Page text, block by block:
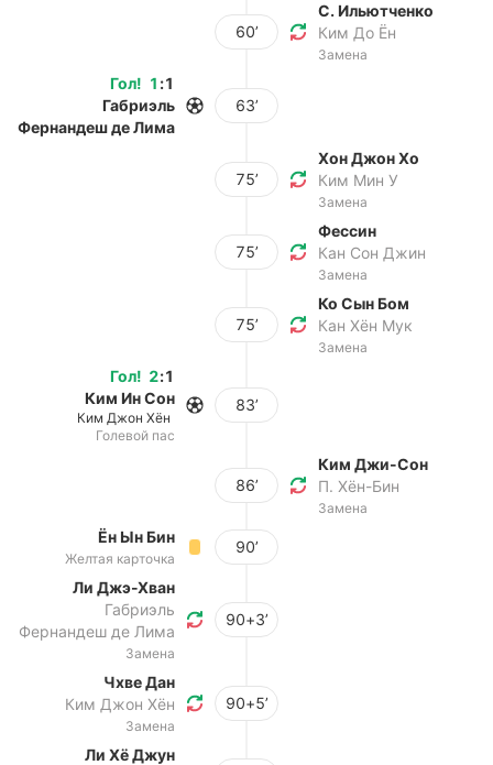
60’
С. Ильютченко
Ким До Ён
Замена
Гол! 1 :1
Габриэль
Фернандеш де Лима
63’
75’
Хон Джон Хо
Ким Мин У
Замена
75’
Фессин
Кан Сон Джин
Замена
75’
Ко Сын Бом
Кан Хён Мук
Замена
Гол! 2:1
Ким Ин Сон
Ким Джон Хён
Голевой пас
83’
86’
Ким Джи-Сон
П. Хён-Бин
Замена
Ён Ын Бин
Желтая карточка
90’
Ли Джэ-Хван
Габриэль
Фернандеш де Лима
Замена
90+3’
Чхве Дан
Ким Джон Хён
Замена
90+5’
Ли Хё Джун